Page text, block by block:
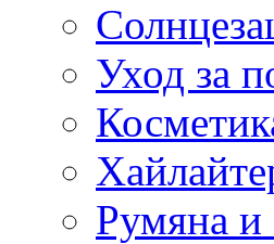
Уход за
Румяна и